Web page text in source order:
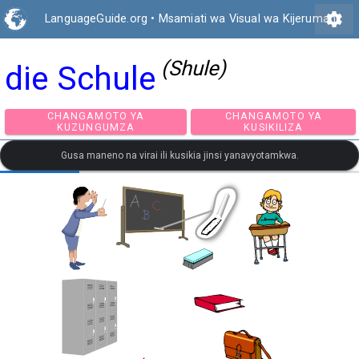
LanguageGuide.org • Msamiati wa Visual wa Kijerumani
settings
die Schule (Shule)
CHANGAMOTO YA
KUZUNGUMZA
CHANGAMOTO
KUSIKILIZA
Gusa maneno na virai ili kusikia jinsi yanavyotamkwa.